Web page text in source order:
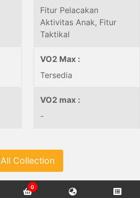
Fitur Pelacakan
Aktivitas Anak, Fitur
Taktikal
VO2 Max :
Tersedia
VO2 max :
-
All Collection
0